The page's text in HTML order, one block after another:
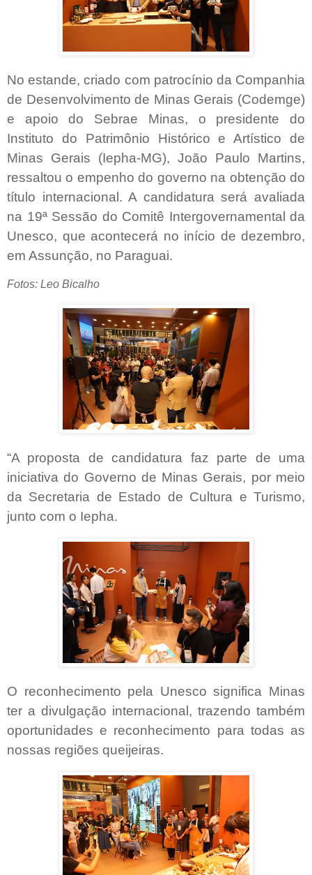
No estande, criado com patrocínio da Companhia
de Desenvolvimento de Minas Gerais (Codemge)
e apoio do Sebrae Minas, o presidente do
Instituto do Patrimônio Histórico e Artístico de
Minas Gerais (Iepha-MG), João Paulo Martins,
ressaltou o empenho do governo na obtenção do
título internacional. A candidatura será avaliada
na 19ª Sessão do Comitê Intergovernamental da
Unesco, que acontecerá no início de dezembro,
em Assunção, no Paraguai.
Fotos: Leo Bicalho
“A proposta de candidatura faz parte de uma
iniciativa do Governo de Minas Gerais, por meio
da Secretaria de Estado de Cultura e Turismo,
junto com o Iepha.
O reconhecimento pela Unesco significa Minas
ter a divulgação internacional, trazendo também
oportunidades e reconhecimento para todas as
nossas regiões queijeiras.